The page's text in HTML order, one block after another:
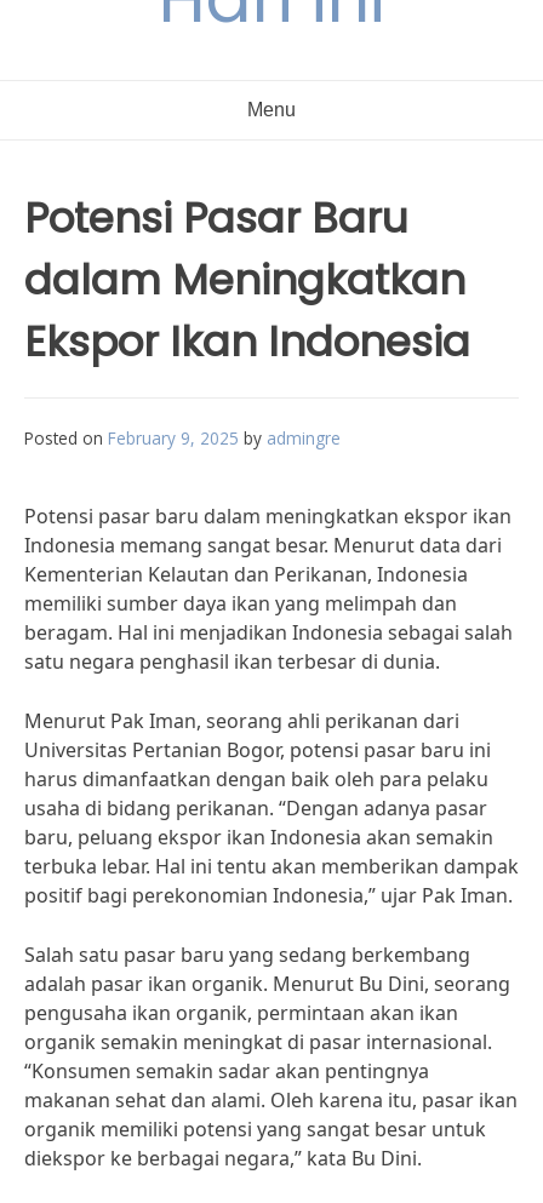
Menu
Potensi Pasar Baru
dalam Meningkatkan
Ekspor Ikan Indonesia
Posted on February 9, 2025 by admingre
Potensi pasar baru dalam meningkatkan ekspor ikan
Indonesia memang sangat besar. Menurut data dari
Kementerian Kelautan dan Perikanan, Indonesia
memiliki sumber daya ikan yang melimpah dan
beragam. Hal ini menjadikan Indonesia sebagai salah
satu negara penghasil ikan terbesar di dunia.
Menurut Pak Iman, seorang ahli perikanan dari
Universitas Pertanian Bogor, potensi pasar baru ini
harus dimanfaatkan dengan baik oleh para pelaku
usaha di bidang perikanan. “Dengan adanya pasar
baru, peluang ekspor ikan Indonesia akan semakin
terbuka lebar. Hal ini tentu akan memberikan dampak
positif bagi perekonomian Indonesia,” ujar Pak Iman.
Salah satu pasar baru yang sedang berkembang
adalah pasar ikan organik. Menurut Bu Dini, seorang
pengusaha ikan organik, permintaan akan ikan
organik semakin meningkat di pasar internasional.
“Konsumen semakin sadar akan pentingnya
makanan sehat dan alami. Oleh karena itu, pasar ikan
organik memiliki potensi yang sangat besar untuk
diekspor ke berbagai negara,” kata Bu Dini.